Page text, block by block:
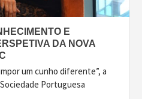
E
DA NOVA
um cunho diferente”, a
Portuguesa